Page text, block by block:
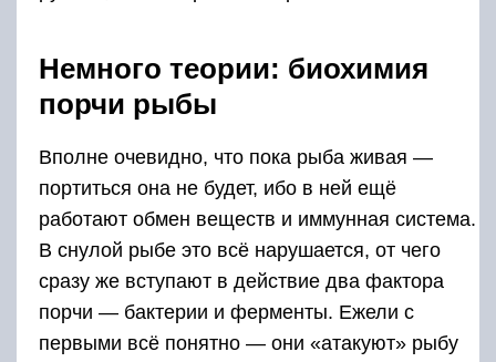
Немного теории: биохимия
порчи рыбы
Вполне очевидно, что пока рыба живая —
портиться она не будет, ибо в ней ещё
работают обмен веществ и иммунная система.
В снулой рыбе это всё нарушается, от чего
сразу же вступают в действие два фактора
порчи — бактерии и ферменты. Ежели с
первыми всё понятно — они «атакуют» рыбу